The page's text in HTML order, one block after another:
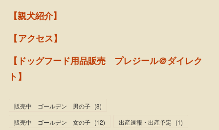
【親犬紹介】
【アクセス】
【ドッグフード用品販売 プレジール＠ダイレク
ト】
販売中 ゴールデン 男の子 (8)
販売中 ゴールデン 女の子 (12) 出産速報・出産予定 (1)